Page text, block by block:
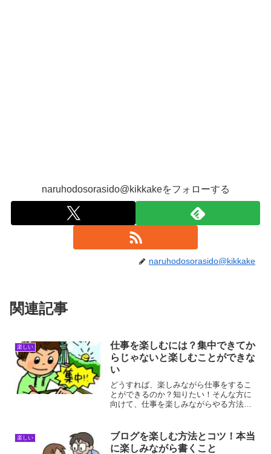
naruhodosorasido@kikkakeをフォローする
naruhodosorasido@kikkake
関連記事
楽しい
仕事を楽しむには？集中できてか
らじゃないと楽しむことができな
い
どうすれば、楽しみながら仕事をするこ
とができるのか？知りたい！そんな方に
向けて、仕事を楽しみながらやる方法を
やり方を身につけることが先決です。仕
事を楽しむにはどうすれば...
楽しい
ブログを楽しむ方法とコツ！本当
に楽しみながら書くこと